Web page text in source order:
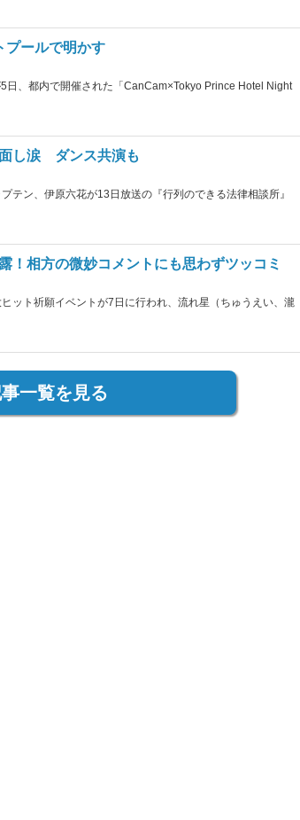
プールで明かす
日、都内で開催された「CanCam×Tokyo Prince Hotel Night
し涙 ダンス共演も
テン、伊原六花が13日放送の『行列のできる法律相談所』
！相方の微妙コメントにも思わずツッコミ
ット祈願イベントが7日に行われ、流れ星（ちゅうえい、瀧
一覧を見る